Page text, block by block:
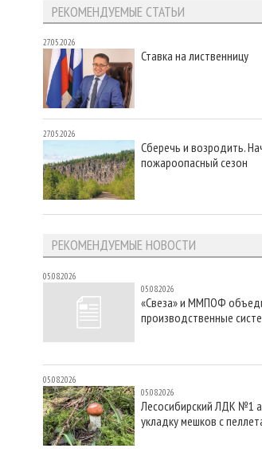
РЕКОМЕНДУЕМЫЕ СТАТЬИ
27.05.2026
Ставка на лиственницу
27.05.2026
Сберечь и возродить.
пожароопасный сезон
РЕКОМЕНДУЕМЫЕ НОВОСТИ
05.08.2026
05.08.2026
«Свеза» и ММПОФ
производственные
05.08.2026
05.08.2026
Лесосибирский ЛДК №1
укладку мешков с